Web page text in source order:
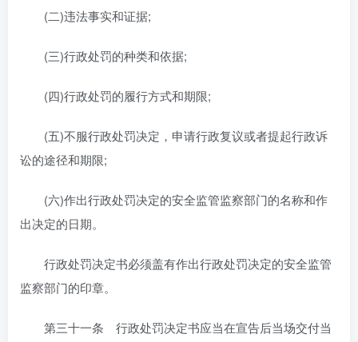
(二)违法事实和证据;
(三)行政处罚的种类和依据;
(四)行政处罚的履行方式和期限;
(五)不服行政处罚决定，申请行政复议或者提起行政诉
讼的途径和期限;
(六)作出行政处罚决定的安全监管监察部门的名称和作
出决定的日期。
行政处罚决定书必须盖有作出行政处罚决定的安全监管
监察部门的印章。
第三十一条 行政处罚决定书应当在宣告后当场交付当